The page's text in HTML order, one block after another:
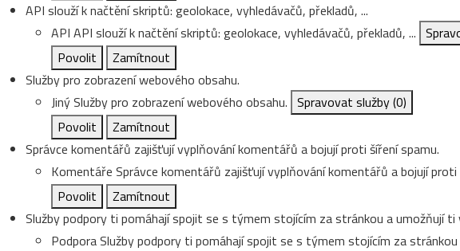
API slouží k načtění skriptů: geolokace, vyhledávačů, překladů, ...
API API slouží k načtění skriptů: geolokace, vyhledávačů, překladů, ...
Povolit
Zamítnout
Služby pro zobrazení webového obsahu.
JinýSlužby pro zobrazení webového obsahu. Spravovat služby(0)
Povolit
Zamítnout
Správce komentářů zajišťují vyplňování komentářů a bojují proti šíření spamu.
Komentáře Správce komentářů zajišťují vyplňování komentářů a bojují proti
Povolit
Zamítnout
Služby podpory ti pomáhají spojit se s týmem stojícím za stránkou a umožňují
PodporaSlužby podpory ti pomáhají spojit se s týmem stojícím za